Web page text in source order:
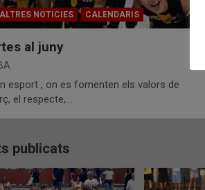
ALTRES NOTICIES CALENDARIS
al juny
esport , on es fomenten els valors de
el respecte,…
publicats